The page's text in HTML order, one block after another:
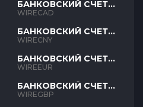
БАНКОВСКИЙ СЧЕТ
CAD
WIRECAD
БАНКОВСКИЙ СЧЕТ
CNY
WIRECNY
БАНКОВСКИЙ СЧЕТ
EUR
WIREEUR
БАНКОВСКИЙ СЧЕТ
GBP
WIREGBP